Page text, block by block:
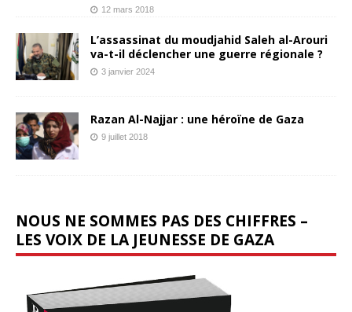
12 mars 2018
L’assassinat du moudjahid Saleh al-Arouri
va-t-il déclencher une guerre régionale ?
3 janvier 2024
Razan Al-Najjar : une héroïne de Gaza
9 juillet 2018
NOUS NE SOMMES PAS DES CHIFFRES –
LES VOIX DE LA JEUNESSE DE GAZA